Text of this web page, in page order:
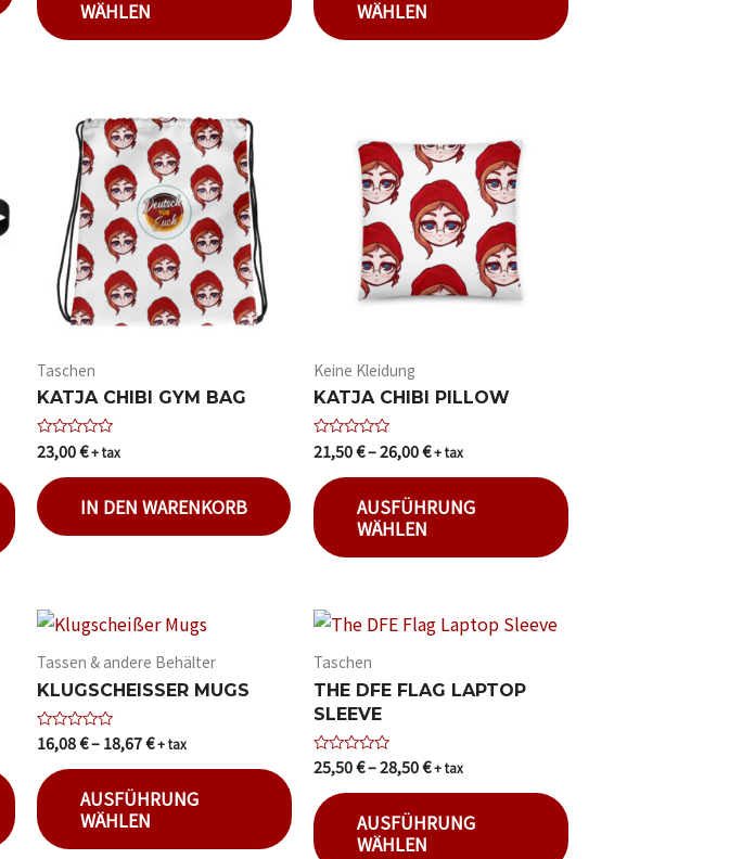
WÄHLEN
WÄHLEN
Taschen
KATJA CHIBI GYM BAG
Bewertet
mit
von
5
23,00€+ tax
IN DEN WARENKORB
Keine Kleidung
KATJA CHIBI PILLOW
Bewertet
mit
von
5
21,50€–26,00€+ tax
AUSFÜHRUNG
WÄHLEN
Tassen & andere Behälter
KLUGSCHEISSER MUGS
Bewertet
mit
von
5
16,08€–18,67€+ tax
AUSFÜHRUNG
WÄHLEN
Taschen
THE DFE FLAG LAPTOP
SLEEVE
Bewertet
mit
von
5
25,50€–28,50€+ tax
AUSFÜHRUNG
WÄHLEN